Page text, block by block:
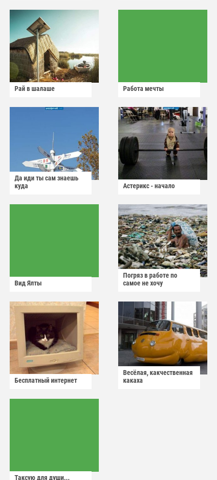
Рай в шалаше Работа мечты
Да иди ты сам знаешь
куда
Астерикс - начало
Вид Ялты
Погряз в работе по
самое не хочу
Бесплатный интернет
Весёлая, какчественная
какаха
Таксую для души...